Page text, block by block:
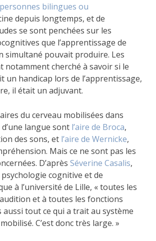
bilingues ou
depuis longtemps, et de
se sont penchées sur les
que l’apprentissage de
simultané pouvait produire. Les
notamment cherché à savoir si le
un handicap lors de l’apprentissage,
il était un adjuvant.
du cerveau mobilisées dans
langue sont l’aire de Broca,
des sons, et l’aire de Wernicke,
Mais ce ne sont pas les
D’après Séverine Casalis,
cognitive et de
à l’université de Lille, « toutes les
et à toutes les fonctions
aussi tout ce qui a trait au système
C’est donc très large. »